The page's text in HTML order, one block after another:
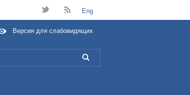
t B Eng
L
Версия для слабовидящих